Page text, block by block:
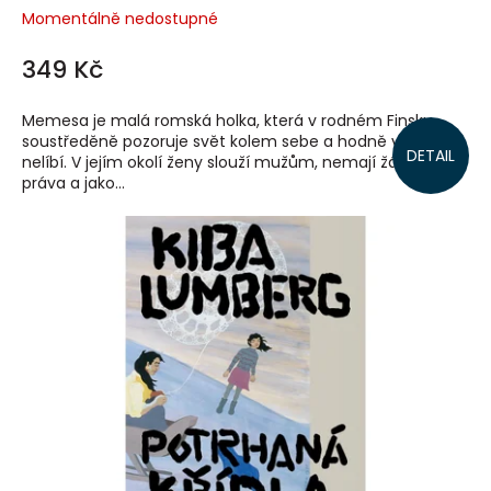
Momentálně nedostupné
349 Kč
DETAIL
Memesa je malá romská holka, která v rodném Finsku
soustředěně pozoruje svět kolem sebe a hodně věcí se jí
nelíbí. V jejím okolí ženy slouží mužům, nemají žádná
práva a jako...